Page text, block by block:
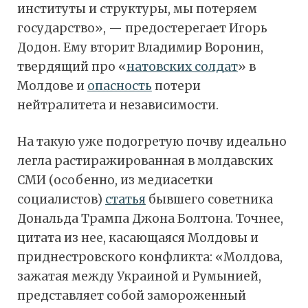
институты и структуры, мы потеряем
государство», — предостерегает Игорь
Додон. Ему вторит Владимир Воронин,
твердящий про «натовских солдат» в
Молдове и опасность потери
нейтралитета и независимости.
На такую уже подогретую почву идеально
легла растиражированная в молдавских
СМИ (особенно, из медиасетки
социалистов) статьябывшего советника
Дональда Трампа Джона Болтона. Точнее,
цитата из нее, касающаяся Молдовы и
приднестровского конфликта: «Молдова,
зажатая между Украиной и Румынией,
представляет собой замороженный